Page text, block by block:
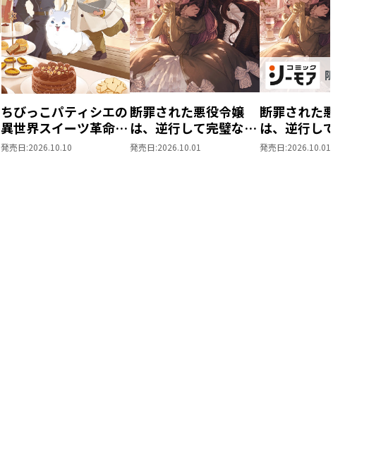
ちびっこパティシエの
異世界スイーツ革命～
パパともふもふと愉快
発売日:2026.10.10
断罪された悪役令嬢
は、逆行して完璧な悪
女を目指す11
発売日:2026.10.01
断罪された悪役令嬢
は、逆行して完璧な
女を目指す11【シー
発売日:2026.10.01